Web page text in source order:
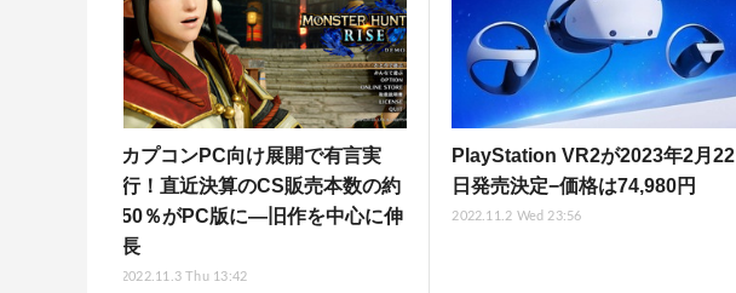
カプコンPC向け展開で有言実
行！直近決算のCS販売本数の約
50％がPC版に―旧作を中心に伸
長
2022.11.3 Thu 13:42
PlayStation VR2が2023年2月22
日発売決定−価格は74,980円
2022.11.2 Wed 23:56